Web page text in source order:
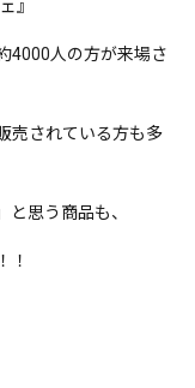
』
4000人の方が来場さ
売されている方も多
と思う商品も、
！